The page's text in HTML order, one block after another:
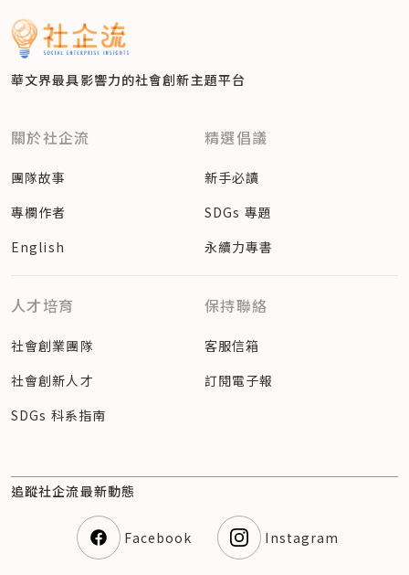
華文界最具影響力的社會創新主題平台
關於社企流
團隊故事
專欄作者
English
精選倡議
新手必讀
SDGs 專題
永續力專書
人才培育
社會創業團隊
社會創新人才
SDGs 科系指南
保持聯絡
客服信箱
訂閱電子報
追蹤社企流最新動態
Facebook Instagram